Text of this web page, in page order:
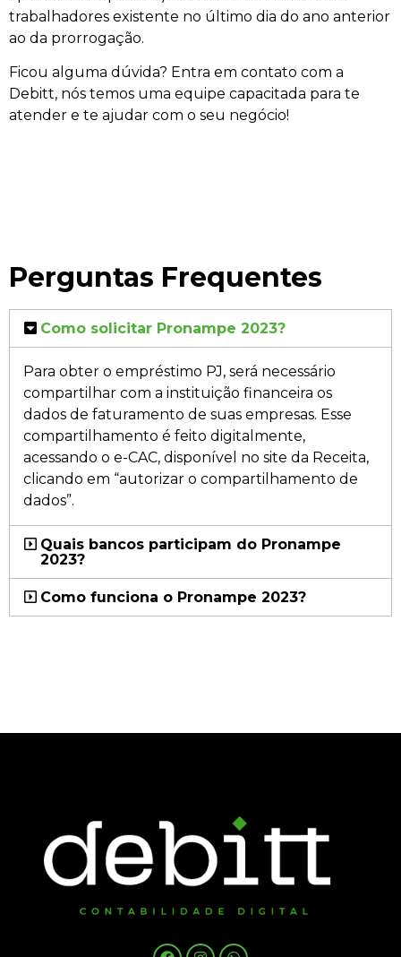
trabalhadores existente no último dia do ano anterior
ao da prorrogação.
Ficou alguma dúvida? Entra em contato com a
Debitt, nós temos uma equipe capacitada para te
atender e te ajudar com o seu negócio!
Perguntas Frequentes
Como solicitar Pronampe 2023?
Para obter o empréstimo PJ, será necessário
compartilhar com a instituição financeira os
dados de faturamento de suas empresas. Esse
compartilhamento é feito digitalmente,
acessando o e-CAC, disponível no site da Receita,
clicando em “autorizar o compartilhamento de
dados”.
Quais bancos participam do Pronampe
2023?
Como funciona o Pronampe 2023?